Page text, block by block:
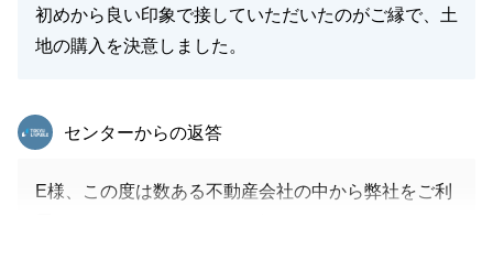
初めから良い印象で接していただいたのがご縁で、土
地の購入を決意しました。
東急リバブル
センターからの返答
E様、この度は数ある不動産会社の中から弊社をご利